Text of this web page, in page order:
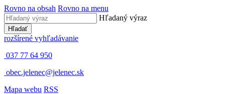
Rovno na obsah Rovno na menu
Hľadaný výraz
Hľadať
rozšírené vyhľadávanie
037 77 64 950
obec.jelenec@jelenec.sk
Mapa webu RSS